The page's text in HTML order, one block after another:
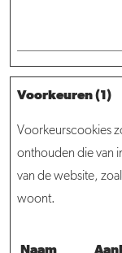
Voorkeuren (1)
Voorkeurscookies
onthouden die van
van de website,
woont.
Naam